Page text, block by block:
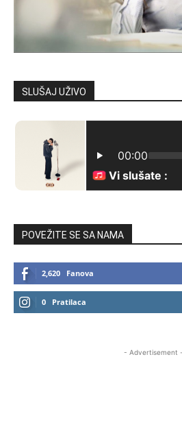
SLUŠAJ UŽIVO
POVEŽITE SE SA NAMA
2,620 Fanova
0 Pratilaca
- Advertisement -